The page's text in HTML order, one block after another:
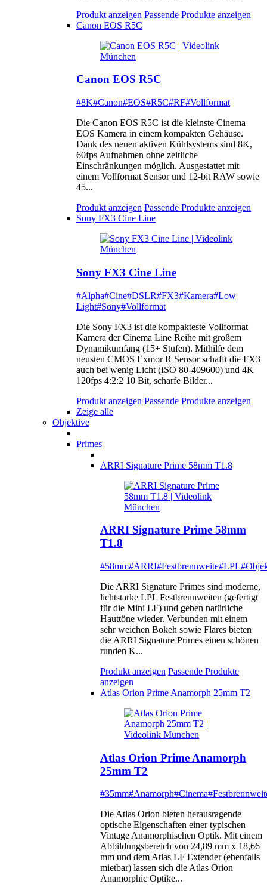
Produkt anzeigen Passende Produkte anzeigen
Canon EOS R5C
Canon EOS R5C
#8K#Canon#EOS#R5C#RF#Vollformat
Die Canon EOS R5C ist die kleinste Cinema
EOS Kamera in einem kompakten Gehäuse.
Dank des neuen aktiven Kühlsystems sind 8K,
60fps Aufnahmen ohne zeitliche
Einschränkungen möglich. Ausgestattet mit
einem Vollformat Sensor und 12-bit RAW sowie
45...
Produkt anzeigen Passende Produkte anzeigen
Sony FX3 Cine Line
Sony FX3 Cine Line
#Alpha#Cine#DSLR#FX3#Kamera#Low
Light#Sony#Vollformat
Die Sony FX3 ist die kompakteste Vollformat
Kamera der Cinema Line Reihe mit großem
Dynamikumfang (15+ Stufen). Mithilfe dem
neusten CMOS Exmor R Sensor schafft die FX3
auch bei wenig Licht (ISO 80-409600) und 4K
120fps 4:2:2 10 Bit, scharfe Bilder...
Produkt anzeigen Passende Produkte anzeigen
Zeige alle
Objektive
Primes
ARRI Signature Prime 58mm T1.8
ARRI Signature Prime 58mm
T1.8
#58mm#ARRI#Festbrennweite#LPL
Die ARRI Signature Primes sind moderne,
lichtstarke LPL Festbrennweiten (gefertigt
für die Mini LF) und geben natürliche
Hauttöne wieder. Verbunden mit einem
sehr weichen Bokeh sowie Flares bieten
die ARRI Signature Primes einen schönen
runden K...
Produkt anzeigen Passende Produkte
anzeigen
Atlas Orion Prime Anamorph 25mm T2
Atlas Orion Prime Anamorph
25mm T2
#35mm#Anamorph#Cinema
Die Atlas Orion bieten herausragende
optische Eigenschaften einer typischen
Vintage Anamorphischen Optik. Mit einem
Abbildungsbereich von 24,89 mm x 18,66
mm und dem Atlas LF Extender (ebenfalls
mietbar) lassen sich die Atlas Orion
Anamorphic Optike...